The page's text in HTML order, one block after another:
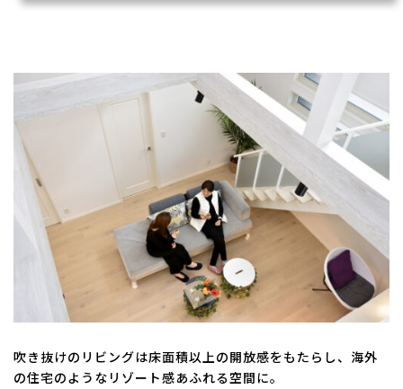
吹き抜けのリビングは床面積以上の開放感をもたらし、海外
の住宅のようなリゾート感あふれる空間に。